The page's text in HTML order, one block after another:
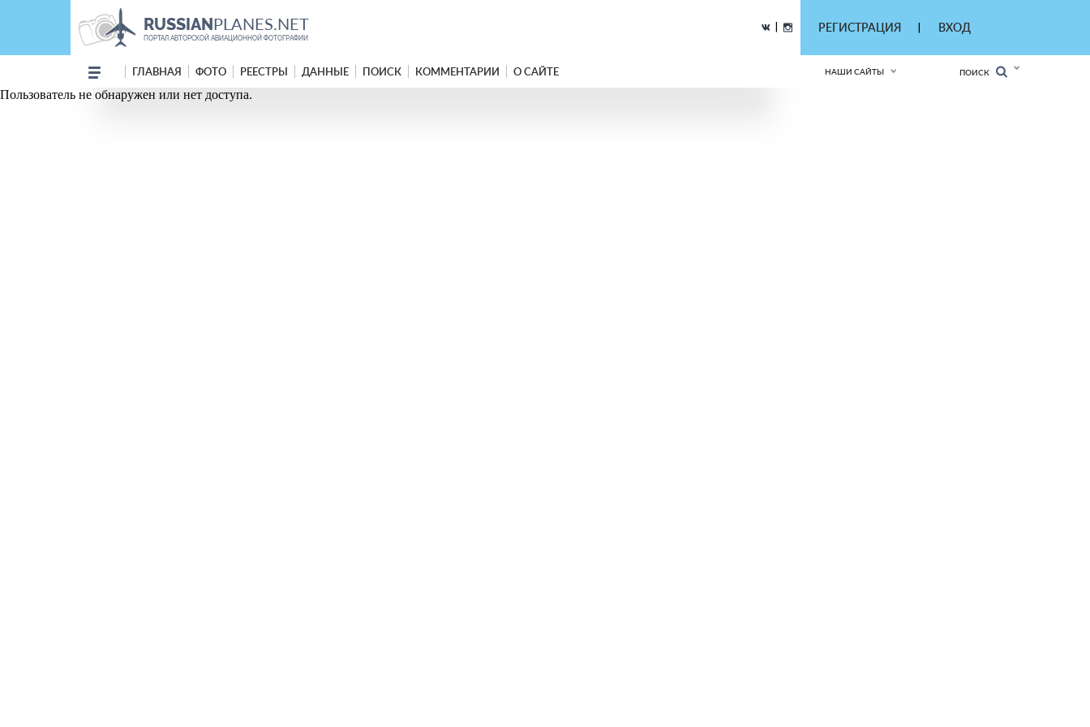
RUSSIANPLANES.NET
ПОРТАЛ АВТОРСКОЙ АВИАЦИОННОЙ ФОТОГРАФИИ
РЕГИСТРАЦИЯ ВХОД
ГЛАВНАЯ ФОТО РЕЕСТРЫ ДАННЫЕ ПОИСК КОММЕНТАРИИ О САЙТЕ НАШИ САЙТЫ ПОИСК
Пользователь не обнаружен или нет доступа.